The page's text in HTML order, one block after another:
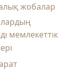
жобалар
мемлекеттік